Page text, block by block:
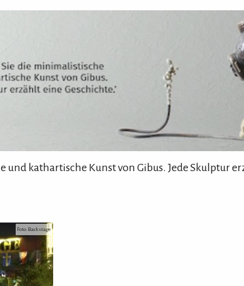
und kathartische Kunst von Gibus. Jede Skulptur
Foto: Backstage